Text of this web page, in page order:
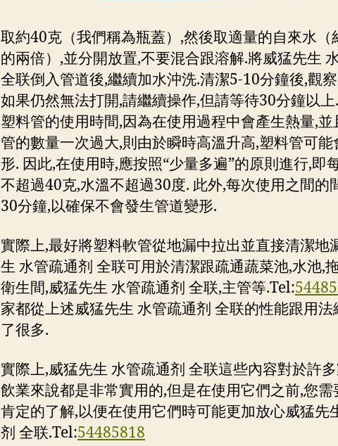
取約40克（我們稱為瓶蓋）,然後取適量的自來水（
的兩倍）,並分開放置,不要混合跟溶解.將威猛先生
全联倒入管道後,繼續加水沖洗.清潔5-10分鐘後,觀
如果仍然無法打開,請繼續操作,但請等待30分鐘以
塑料管的使用時間,因為在使用過程中會產生熱量,
管的數量一次過大,則由於瞬時高溫升高,塑料管可
形. 因此,在使用時,應按照“少量多遍”的原則進行,即
不超過40克,水溫不超過30度. 此外,每次使用之間的
30分鐘,以確保不會發生管道變形.
實際上,最好將塑料軟管從地漏中拉出並直接清潔地
生 水管疏通剂 全联可用於清潔跟疏通蔬菜池,水池,
衛生間,威猛先生 水管疏通剂 全联,主管等.Tel:
家都從上述威猛先生 水管疏通剂 全联的性能跟用法
了很多.
實際上,威猛先生 水管疏通剂 全联這些內容對於許
飲業來說都是非常實用的,但是在使用它們之前,您
肯定的了解,以便在使用它們時可能更加放心威猛先
剂 全联.Tel:54485818